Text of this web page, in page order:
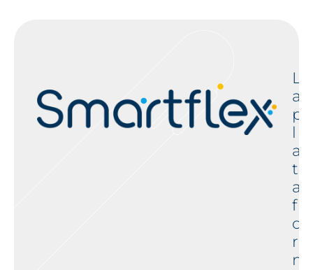
L
a
p
l
a
t
a
f
o
r
m